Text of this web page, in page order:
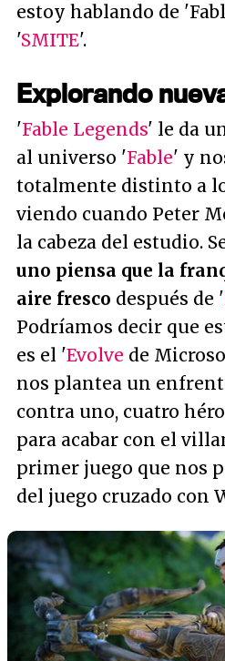
estoy hablando de
'SMITE'.
Explorando
'Fable Legends' le da
al universo 'Fable' y
totalmente distinto a
viendo cuando Peter
la cabeza del estudio.
uno piensa que la
aire fresco después de '
Podríamos decir que
es el 'Evolve de
nos plantea un
contra uno, cuatro
para acabar con el
primer juego que nos
del juego cruzado con